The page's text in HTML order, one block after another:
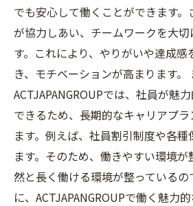
でも安心して働くことができます
が協力しあい、チームワークを大
す。これにより、やりがいや達成
き、モチベーションが高まります。
ACTJAPANGROUPでは、社員が魅
できるため、長期的なキャリアプ
ます。例えば、社員割引制度や各
ます。そのため、働きやすい環境
然と長く働ける環境が整っているの
に、ACTJAPANGROUPで働く魅力